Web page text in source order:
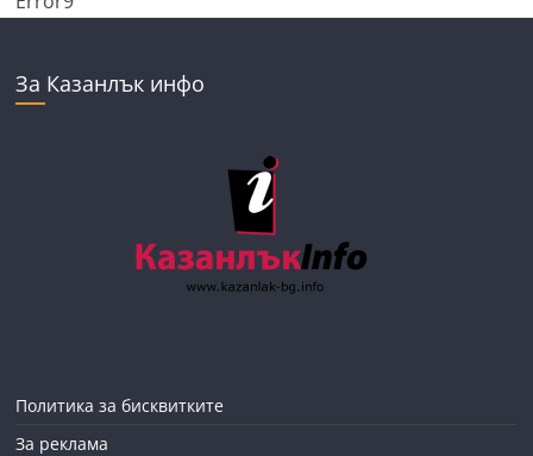
За Казанлък инфо
Политика за бисквитките
За реклама